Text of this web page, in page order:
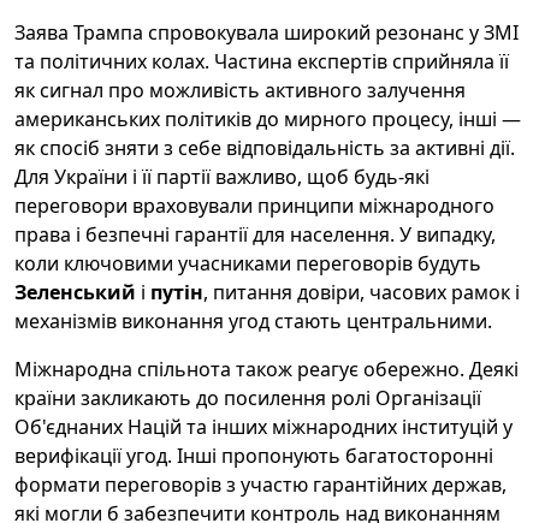
Заява Трампа спровокувала широкий резонанс у ЗМІ
та політичних колах. Частина експертів сприйняла її
як сигнал про можливість активного залучення
американських політиків до мирного процесу, інші —
як спосіб зняти з себе відповідальність за активні дії.
Для України і її партії важливо, щоб будь-які
переговори враховували принципи міжнародного
права і безпечні гарантії для населення. У випадку,
коли ключовими учасниками переговорів будуть
Зеленський і путін, питання довіри, часових рамок і
механізмів виконання угод стають центральними.
Міжнародна спільнота також реагує обережно. Деякі
країни закликають до посилення ролі Організації
Об'єднаних Націй та інших міжнародних інституцій у
верифікації угод. Інші пропонують багатосторонні
формати переговорів з участю гарантійних держав,
які могли б забезпечити контроль над виконанням